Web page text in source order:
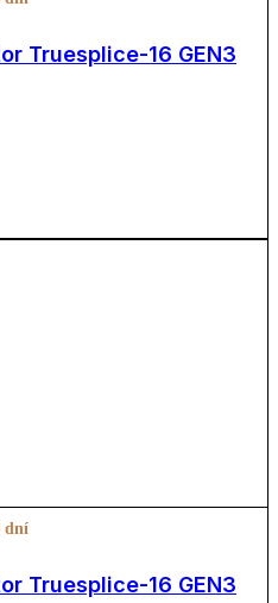
Truesplice-16 GEN3
dní
Truesplice-16 GEN3